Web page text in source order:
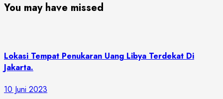
You may have missed
Lokasi Tempat Penukaran Uang Libya Terdekat Di
Jakarta.
10 Juni 2023